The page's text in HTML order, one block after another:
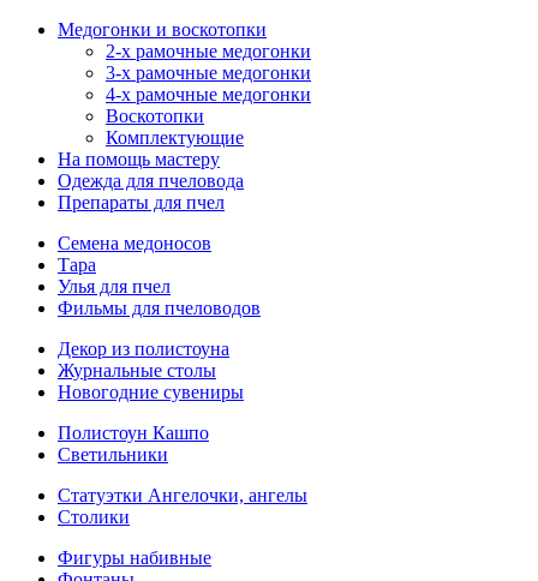
Медогонки и воскотопки
2-х рамочные медогонки
3-х рамочные медогонки
4-х рамочные медогонки
Воскотопки
Комплектующие
На помощь мастеру
Одежда для пчеловода
Препараты для пчел
Семена медоносов
Тара
Улья для пчел
Фильмы для пчеловодов
Декор из полистоуна
Журнальные столы
Новогодние сувениры
Полистоун Кашпо
Светильники
Статуэтки Ангелочки, ангелы
Столики
Фигуры набивные